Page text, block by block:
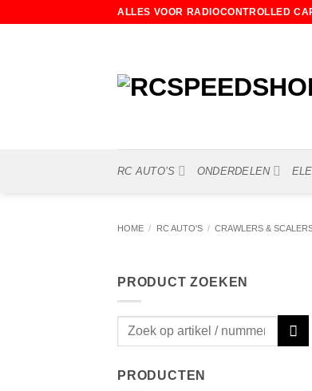
ALLES VOOR RADIOCONTROLLED
RC AUTO’S ONDERDELEN
HOME / RC AUTO'S / CRAWLERS &
PRODUCT ZOEKEN
Zoeken
PRODUCTEN